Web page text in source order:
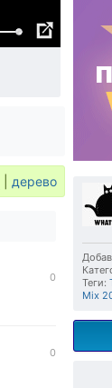
Теги:
Mix
дерево
0
0